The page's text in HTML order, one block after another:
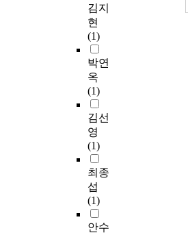
김지
현
(1)
박연
옥
(1)
김선
영
(1)
최종
섭
(1)
안수